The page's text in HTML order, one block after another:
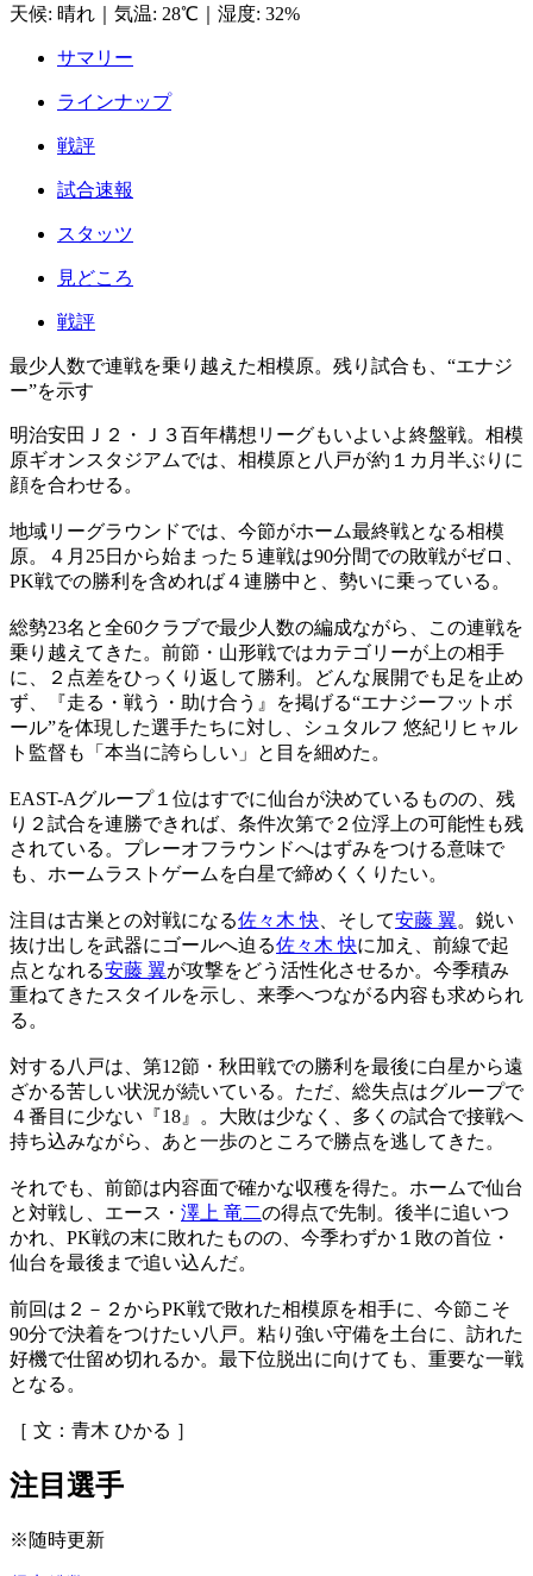
天候: 晴れ 気温: 28℃ 湿度: 32%
サマリー
ラインナップ
戦評
試合速報
スタッツ
見どころ
戦評
最少人数で連戦を乗り越えた相模原。残り試合も、“エナジ
ー”を示す
明治安田Ｊ２・Ｊ３百年構想リーグもいよいよ終盤戦。相模
原ギオンスタジアムでは、相模原と八戸が約１カ月半ぶりに
顔を合わせる。
地域リーグラウンドでは、今節がホーム最終戦となる相模
原。４月25日から始まった５連戦は90分間での敗戦がゼロ、
PK戦での勝利を含めれば４連勝中と、勢いに乗っている。
総勢23名と全60クラブで最少人数の編成ながら、この連戦を
乗り越えてきた。前節・山形戦ではカテゴリーが上の相手
に、２点差をひっくり返して勝利。どんな展開でも足を止め
ず、『走る・戦う・助け合う』を掲げる“エナジーフットボ
ール”を体現した選手たちに対し、シュタルフ 悠紀リヒャル
ト監督も「本当に誇らしい」と目を細めた。
EAST-Aグループ１位はすでに仙台が決めているものの、残
り２試合を連勝できれば、条件次第で２位浮上の可能性も残
されている。プレーオフラウンドへはずみをつける意味で
も、ホームラストゲームを白星で締めくくりたい。
注目は古巣との対戦になる佐々木 快 、そして安藤 翼。鋭い
抜け出しを武器にゴールへ迫る佐々木 快に加え、前線で起
点となれる安藤 翼が攻撃をどう活性化させるか。今季積み
重ねてきたスタイルを示し、来季へつながる内容も求められ
る。
対する八戸は、第12節・秋田戦での勝利を最後に白星から遠
ざかる苦しい状況が続いている。ただ、総失点はグループで
４番目に少ない『18』。大敗は少なく、多くの試合で接戦へ
持ち込みながら、あと一歩のところで勝点を逃してきた。
それでも、前節は内容面で確かな収穫を得た。ホームで仙台
と対戦し、エース・ 澤上 竜二の得点で先制。後半に追いつ
かれ、PK戦の末に敗れたものの、今季わずか１敗の首位・
仙台を最後まで追い込んだ。
前回は２－２からPK戦で敗れた相模原を相手に、今節こそ
90分で決着をつけたい八戸。粘り強い守備を土台に、訪れた
好機で仕留め切れるか。最下位脱出に向けても、重要な一戦
となる。
［ 文：青木 ひかる ］
注目選手
※随時更新